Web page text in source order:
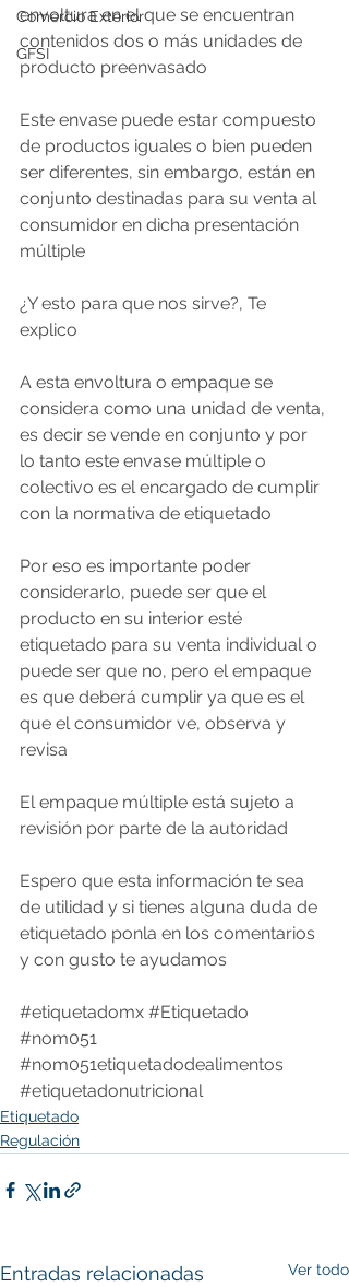
Comercio Exterior
GFSI
envoltura en el que se encuentran
contenidos dos o más unidades de
producto preenvasado
Este envase puede estar compuesto
de productos iguales o bien pueden
ser diferentes, sin embargo, están en
conjunto destinadas para su venta al
consumidor en dicha presentación
múltiple
¿Y esto para que nos sirve?, Te
explico
A esta envoltura o empaque se
considera como una unidad de venta,
es decir se vende en conjunto y por
lo tanto este envase múltiple o
colectivo es el encargado de cumplir
con la normativa de etiquetado
Por eso es importante poder
considerarlo, puede ser que el
producto en su interior esté
etiquetado para su venta individual o
puede ser que no, pero el empaque
es que deberá cumplir ya que es el
que el consumidor ve, observa y
revisa
El empaque múltiple está sujeto a
revisión por parte de la autoridad
Espero que esta información te sea
de utilidad y si tienes alguna duda de
etiquetado ponla en los comentarios
y con gusto te ayudamos
#etiquetadomx #Etiquetado
#nom051
#nom051etiquetadodealimentos
#etiquetadonutricional
Etiquetado
Regulación
Entradas relacionadas Ver todo